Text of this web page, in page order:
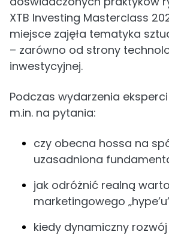
XTB Investing Masterclass
miejsce zajęła tematyka
– zarówno od strony
inwestycyjnej.
Podczas wydarzenia
m.in. na pytania:
czy obecna hossa na
uzasadniona
jak odróżnić realną
marketingowego
kiedy dynamiczny